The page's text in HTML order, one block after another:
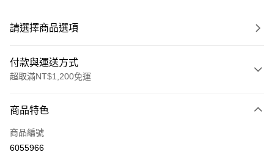
請選擇商品選項
付款與運送方式
超取滿NT$1,200免運
信用卡一次付款
信用卡分期付款
商品特色
商品編號
6055966